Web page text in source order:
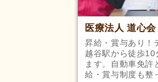
休日・休暇
医療法人 道心会
昇給・賞与あり！
越谷駅から徒歩
ます。自動車免
給・賞与制度も整